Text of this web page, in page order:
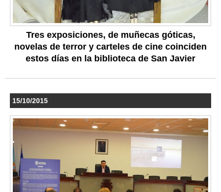
Tres exposiciones, de muñecas góticas,
novelas de terror y carteles de cine coinciden
estos días en la biblioteca de San Javier
15/10/2015